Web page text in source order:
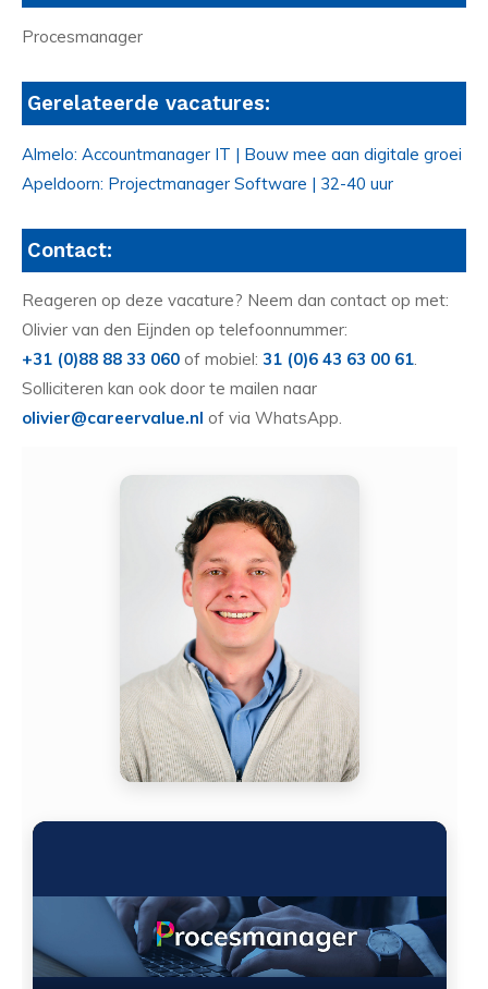
Procesmanager
Gerelateerde vacatures:
Almelo: Accountmanager IT | Bouw mee aan digitale groei
Apeldoorn: Projectmanager Software | 32-40 uur
Contact:
Reageren op deze vacature? Neem dan contact op met:
Olivier van den Eijnden op telefoonnummer:
+31 (0)88 88 33 060 of mobiel: 31 (0)6 43 63 00 61.
Solliciteren kan ook door te mailen naar
olivier@careervalue.nl of via WhatsApp.